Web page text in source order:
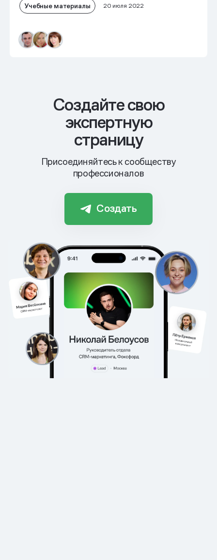
Учебные материалы 20 июля 2022
Cоздайте свою
экспертную
страницу
Присоединяйтесь к сообществу
профессионалов
Создать